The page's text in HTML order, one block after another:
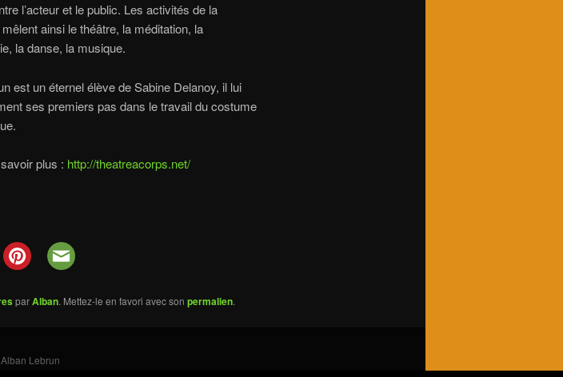
l’acteur et le public. Les activités de la
ainsi le théâtre, la méditation, la
la danse, la musique.
est un éternel élève de Sabine Delanoy, il lui
ses premiers pas dans le travail du costume
plus : http://theatreacorps.net/
parAlban. Mettez-le en favori avec son permalien.
Lebrun